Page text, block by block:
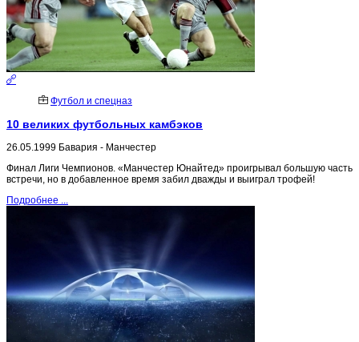
Футбол и спецназ
10 великих футбольных камбэков
26.05.1999 Бавария - Манчестер
Финал Лиги Чемпионов. «Манчестер Юнайтед» проигрывал большую часть
встречи, но в добавленное время забил дважды и выиграл трофей!
Подробнее ...